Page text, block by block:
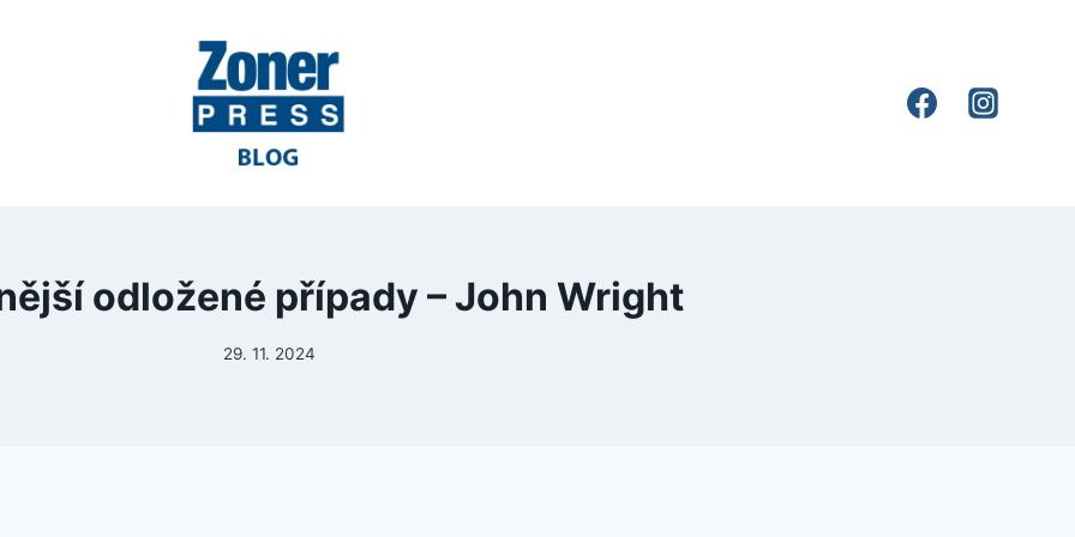
odložené případy – John Wright
29. 11. 2024